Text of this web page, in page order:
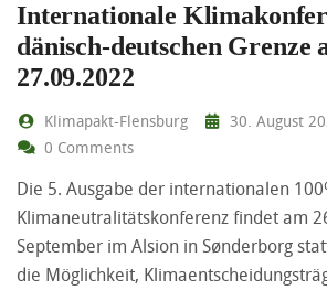
Internationale
dänisch-deutschen Grenze
27.09.2022
Klimapakt-Flensburg
30. August
0 Comments
Die 5. Ausgabe der internationalen
Klimaneutralitätskonferenz findet am
September im Alsion in Sønderborg
die Möglichkeit,